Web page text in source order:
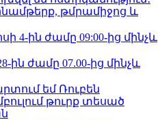
թմրամիջոց և
4-ին ժամը 09:00-ից մինչև
ին ժամը 07.00-ից մինչև
եմ Ռուբեն
թուրք տեսած